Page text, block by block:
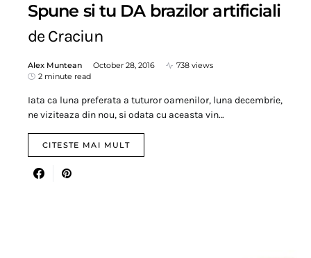
Spune si tu DA brazilor artificiali
de Craciun
Alex Muntean October 28, 2016
738 views
2 minute read
Iata ca luna preferata a tuturor oamenilor, luna decembrie,
ne viziteaza din nou, si odata cu aceasta vin…
CITESTE MAI MULT